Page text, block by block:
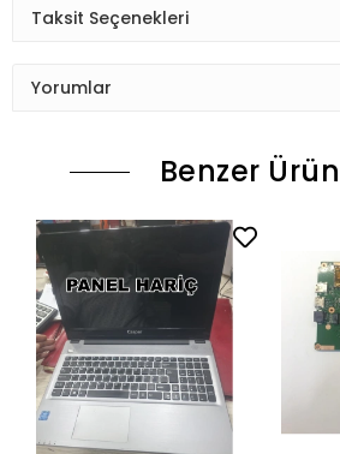
Taksit Seçenekleri
Yorumlar
Benzer